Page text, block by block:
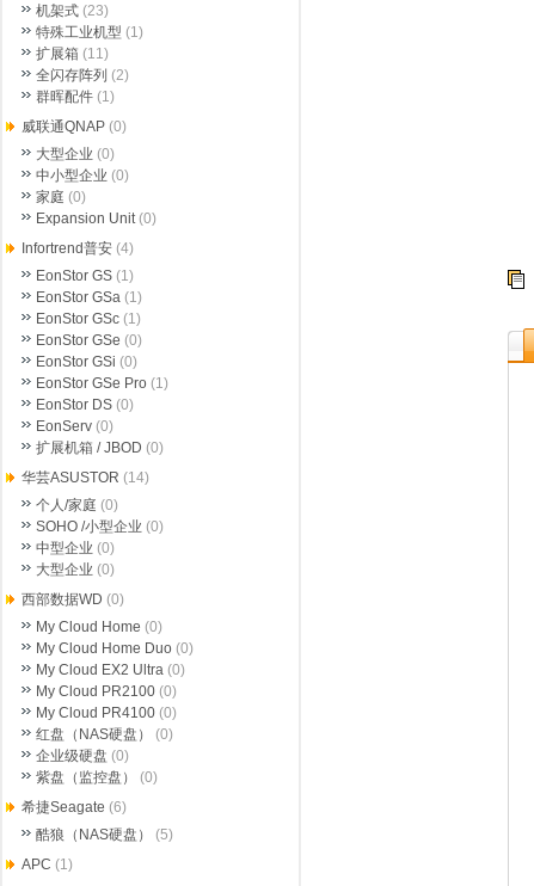
机架式 (23)
特殊工业机型 (1)
扩展箱 (11)
全闪存阵列 (2)
群晖配件 (1)
威联通QNAP (0)
大型企业 (0)
中小型企业 (0)
家庭 (0)
Expansion Unit(0)
Infortrend普安 (4)
EonStor GS (1)
EonStor GSa (1)
EonStor GSc (1)
EonStor GSe (0)
EonStor GSi (0)
EonStor GSe Pro (1)
EonStor DS (0)
EonServ (0)
扩展机箱 / JBOD (0)
华芸ASUSTOR (14)
个人/家庭 (0)
SOHO /小型企业 (0)
中型企业 (0)
大型企业 (0)
西部数据WD (0)
My Cloud Home (0)
My Cloud Home Duo (0)
My Cloud EX2 Ultra (0)
My Cloud PR2100 (0)
My Cloud PR4100 (0)
红盘（NAS硬盘）
(0)
企业级硬盘 (0)
紫盘（监控盘）
(0)
希捷Seagate (6)
酷狼（NAS硬盘）
(5)
APC (1)